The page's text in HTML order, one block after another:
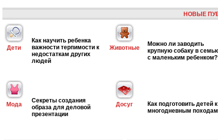
НОВЫЕ
Дети
Как научить ребенка
важности терпимости к
недостаткам других
людей
Животные
Можно ли заводить
крупную собаку в
с маленьким ребенком?
Мода
Секреты создания
образа для деловой
презентации
Досуг
Как подготовить детей к
многодневным походам